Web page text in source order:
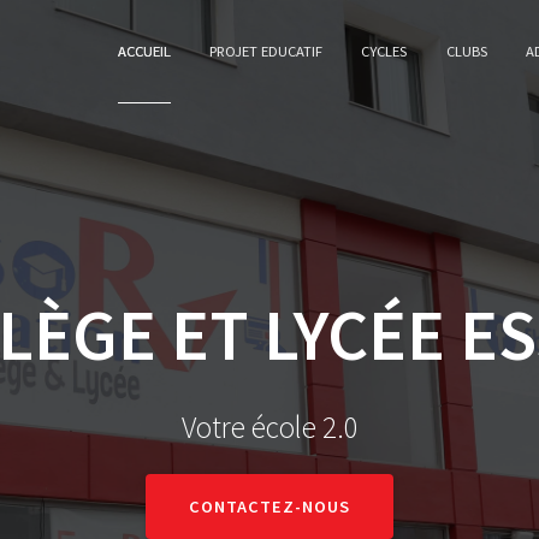
ACCUEIL PROJET EDUCATIF CYCLES CLUBS
ET LYCÉE
Votre école 2.0
CONTACTEZ-NOUS